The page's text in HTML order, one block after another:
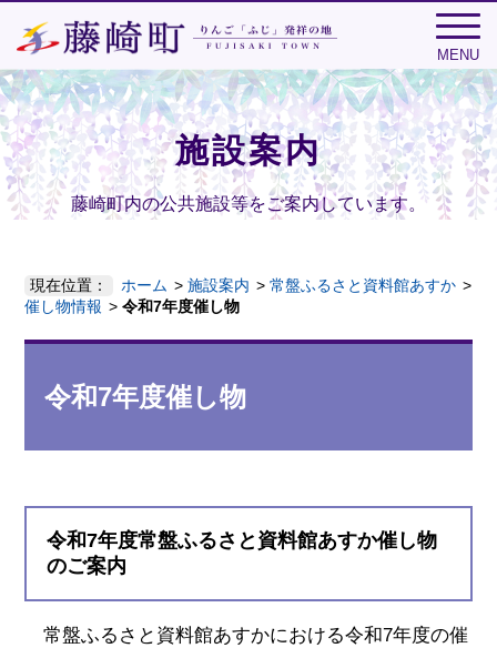
MENU
施設案内
藤崎町内の公共施設等をご案内しています。
現在位置： ホーム 施設案内
常盤ふるさと資料館あすか
催し物情報
令和7年度催し物
令和7年度催し物
令和7年度常盤ふるさと資料館あすか催し物
のご案内
常盤ふるさと資料館あすかにおける令和7年度の催